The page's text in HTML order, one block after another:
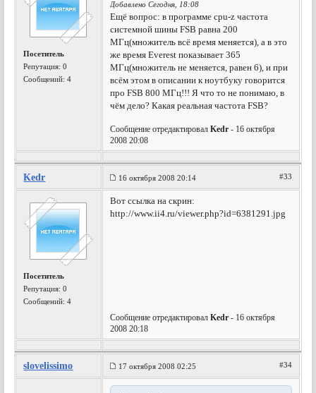
Посетитель
Репутация:0
Сообщений: 4
Добавлено Сегодня, 18:08
Ещё вопрос: в программе cpu-z частота
системной шины FSB равна 200
МГц(множитель всё время меняется), а в это
же время Everest показывает 365
МГц(множитель не меняется, равен 6), и при
всём этом в описании к ноутбуку говорится
про FSB 800 МГц!!! Я что то не понимаю, в
чём дело? Какая реальная частота FSB?
Сообщение отредактировалKedr - 16 октября
2008 20:08
Kedr 16 октября 2008 20:14 #33
Посетитель
Репутация:0
Сообщений: 4
Вот ссылка на скрин:
http://www.ii4.ru/viewer.php?id=6381291.jpg
Сообщение отредактировалKedr - 16 октября
2008 20:18
slovelissimo 17 октября 2008 02:25 #34